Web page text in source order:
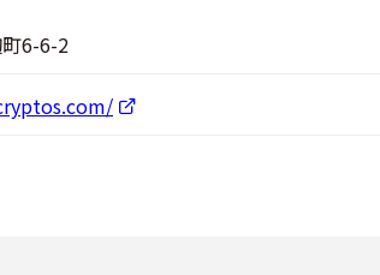
6-6-2